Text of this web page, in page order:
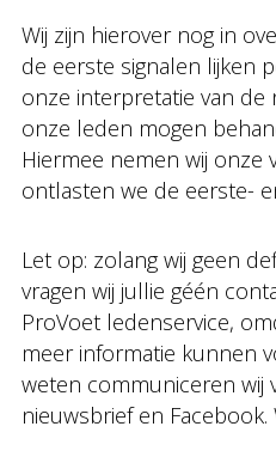
Wij zijn hierover nog in
de eerste signalen lijken
onze interpretatie van
onze leden mogen
Hiermee nemen wij onze
ontlasten we de eerste-
Let op: zolang wij geen
vragen wij jullie géén
ProVoet ledenservice,
meer informatie kunnen
weten communiceren wij
nieuwsbrief en